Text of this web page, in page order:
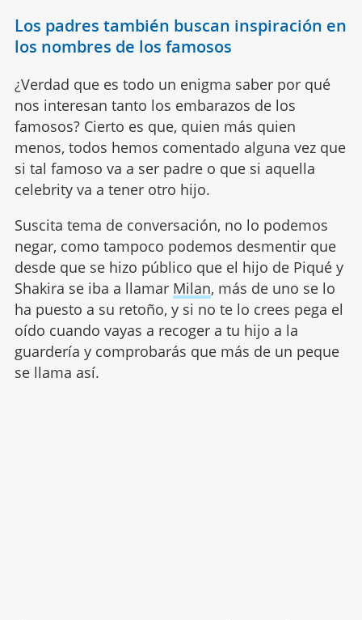
Los padres también buscan inspiración en
los nombres de los famosos
¿Verdad que es todo un enigma saber por qué
nos interesan tanto los embarazos de los
famosos? Cierto es que, quien más quien
menos, todos hemos comentado alguna vez que
si tal famoso va a ser padre o que si aquella
celebrity va a tener otro hijo.
Suscita tema de conversación, no lo podemos
negar, como tampoco podemos desmentir que
desde que se hizo público que el hijo de Piqué y
Shakira se iba a llamar Milan, más de uno se lo
ha puesto a su retoño, y si no te lo crees pega el
oído cuando vayas a recoger a tu hijo a la
guardería y comprobarás que más de un peque
se llama así.